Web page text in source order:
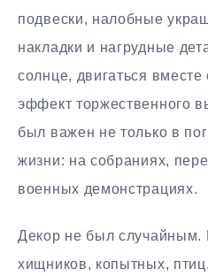
подвески, налобные
накладки и нагрудные
солнце, двигаться
эффект торжественного
был важен не только в
жизни: на собраниях,
военных демонстрациях.
Декор не был случайным.
хищников, копытных,